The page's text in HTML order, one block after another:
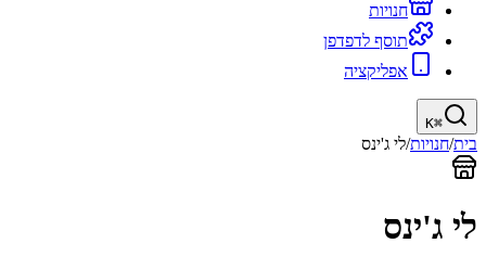
חנויות
תוסף לדפדפן
אפליקציה
⌘
K
בית/חנויות/לי ג'ינס
לי ג'ינס